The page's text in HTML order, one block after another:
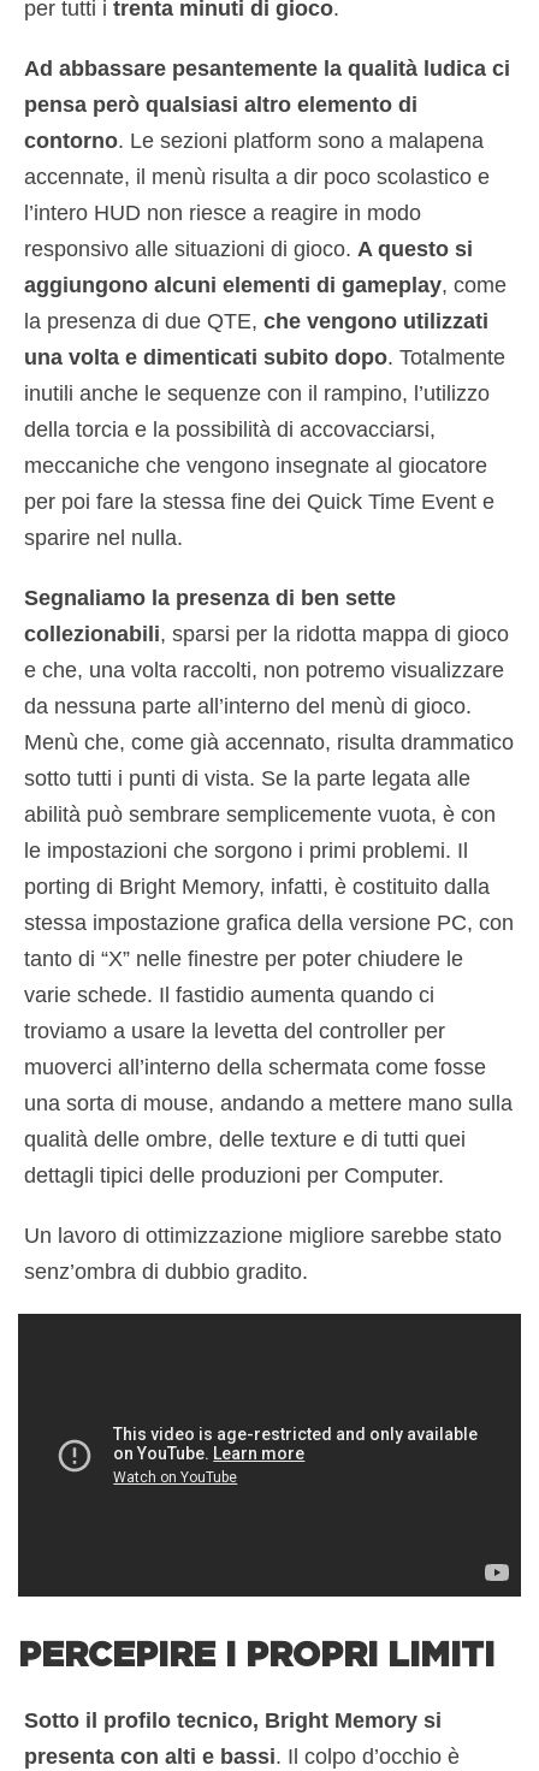
per tutti i trenta minuti di gioco.
Ad abbassare pesantemente la qualità ludica ci
pensa però qualsiasi altro elemento di
contorno. Le sezioni platform sono a malapena
accennate, il menù risulta a dir poco scolastico e
l’intero HUD non riesce a reagire in modo
responsivo alle situazioni di gioco. A questo si
aggiungono alcuni elementi di gameplay, come
la presenza di due QTE, che vengono utilizzati
una volta e dimenticati subito dopo. Totalmente
inutili anche le sequenze con il rampino, l’utilizzo
della torcia e la possibilità di accovacciarsi,
meccaniche che vengono insegnate al giocatore
per poi fare la stessa fine dei Quick Time Event e
sparire nel nulla.
Segnaliamo la presenza di ben sette
collezionabili, sparsi per la ridotta mappa di gioco
e che, una volta raccolti, non potremo visualizzare
da nessuna parte all’interno del menù di gioco.
Menù che, come già accennato, risulta drammatico
sotto tutti i punti di vista. Se la parte legata alle
abilità può sembrare semplicemente vuota, è con
le impostazioni che sorgono i primi problemi. Il
porting di Bright Memory, infatti, è costituito dalla
stessa impostazione grafica della versione PC, con
tanto di “X” nelle finestre per poter chiudere le
varie schede. Il fastidio aumenta quando ci
troviamo a usare la levetta del controller per
muoverci all’interno della schermata come fosse
una sorta di mouse, andando a mettere mano sulla
qualità delle ombre, delle texture e di tutti quei
dettagli tipici delle produzioni per Computer.
Un lavoro di ottimizzazione migliore sarebbe stato
senz’ombra di dubbio gradito.
PERCEPIRE I PROPRI LIMITI
Sotto il profilo tecnico, Bright Memory si
presenta con alti e bassi. Il colpo d’occhio è